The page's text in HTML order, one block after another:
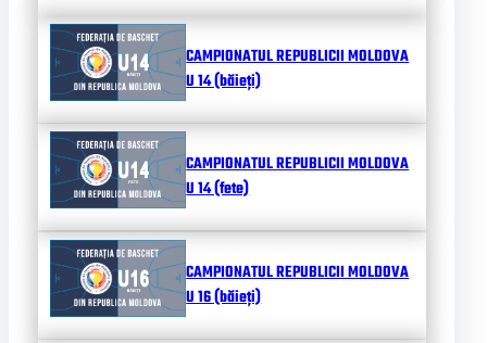
CAMPIONATUL REPUBLICII MOLDOVA
U 14 (băieți)
CAMPIONATUL REPUBLICII MOLDOVA
U 14 (fete)
CAMPIONATUL REPUBLICII MOLDOVA
U 16 (băieți)